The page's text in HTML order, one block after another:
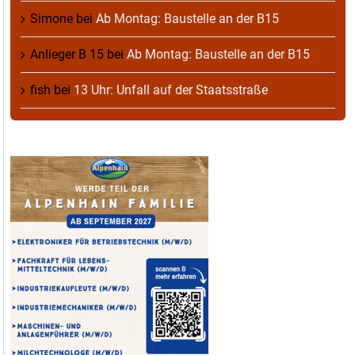
Simone bei Ab Montag: Baustelle an der B15
Anlieger B 15 bei Ab Montag: Baustelle an der B15
fish bei 13 Uhr: Unfall auf der Staatsstraße